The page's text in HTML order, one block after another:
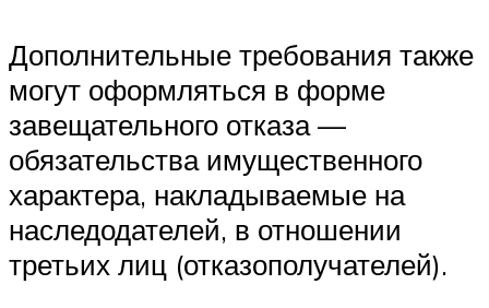
Дополнительные требования также
могут оформляться в форме
завещательного отказа —
обязательства имущественного
характера, накладываемые на
наследодателей, в отношении
третьих лиц (отказополучателей).